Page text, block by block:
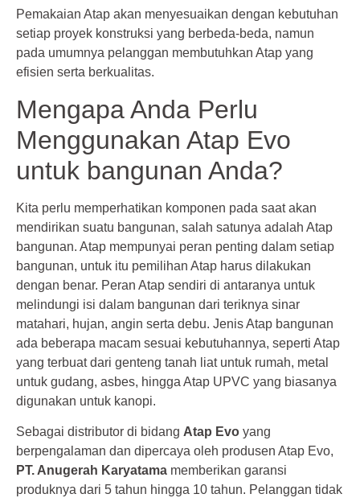
Pemakaian Atap akan menyesuaikan dengan kebutuhan
setiap proyek konstruksi yang berbeda-beda, namun
pada umumnya pelanggan membutuhkan Atap yang
efisien serta berkualitas.
Mengapa Anda Perlu
Menggunakan Atap Evo
untuk bangunan Anda?
Kita perlu memperhatikan komponen pada saat akan
mendirikan suatu bangunan, salah satunya adalah Atap
bangunan. Atap mempunyai peran penting dalam setiap
bangunan, untuk itu pemilihan Atap harus dilakukan
dengan benar. Peran Atap sendiri di antaranya untuk
melindungi isi dalam bangunan dari teriknya sinar
matahari, hujan, angin serta debu. Jenis Atap bangunan
ada beberapa macam sesuai kebutuhannya, seperti Atap
yang terbuat dari genteng tanah liat untuk rumah, metal
untuk gudang, asbes, hingga Atap UPVC yang biasanya
digunakan untuk kanopi.
Sebagai distributor di bidang Atap Evo yang
berpengalaman dan dipercaya oleh produsen Atap Evo,
PT. Anugerah Karyatama memberikan garansi
produknya dari 5 tahun hingga 10 tahun. Pelanggan tidak